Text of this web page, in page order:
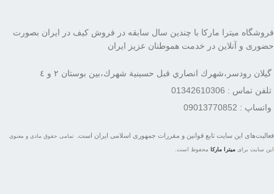
فروشگاه میترا مارکا با چندین سال سابقه در فروش کیف در ایران بصورت
حضوری و آنلاین در خدمت هموطنان عزیز ایران
گيلان رودسر،شهرك انصاري قبل حسينية شهرك،بين بوستان ٢ و ٤
تلفن تماس : 01342610306
واتساپ : 09013770852
فعاليت‌های اين سايت تابع قوانين و مقررات جمهوری اسلامی ايران است. تمامی حقوق مادی و معنوی
این سایت برای میترا مارکا محفوظ است.